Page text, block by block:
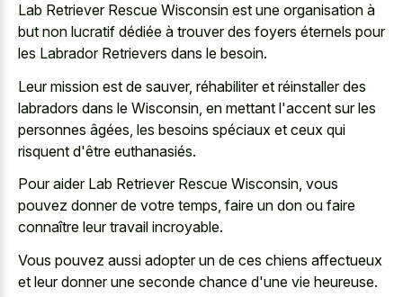
Lab Retriever Rescue Wisconsin est une organisation à
but non lucratif dédiée à trouver des foyers éternels pour
les Labrador Retrievers dans le besoin.
Leur mission est de sauver, réhabiliter et réinstaller des
labradors dans le Wisconsin, en mettant l'accent sur les
personnes âgées, les besoins spéciaux et ceux qui
risquent d'être euthanasiés.
Pour aider Lab Retriever Rescue Wisconsin, vous
pouvez donner de votre temps, faire un don ou faire
connaître leur travail incroyable.
Vous pouvez aussi adopter un de ces chiens affectueux
et leur donner une seconde chance d'une vie heureuse.